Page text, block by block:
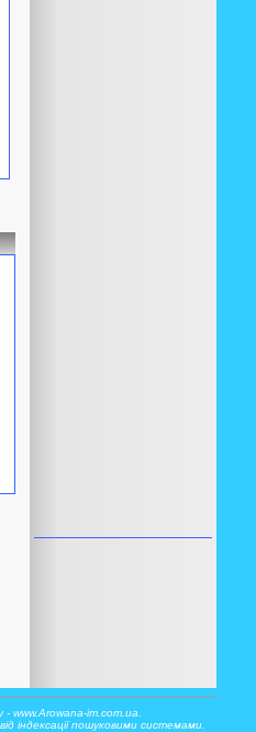
www.Arowana-im.com.ua.
індексації пошуковими системами.